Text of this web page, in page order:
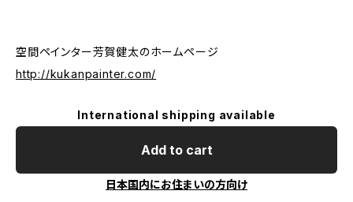
空間ペインター芳賀健太のホームページ
http://kukanpainter.com/
International shipping available
Add to cart
日本国内にお住まいの方向け